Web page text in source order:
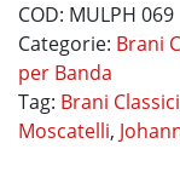
COD: MULPH 069
Categorie: Brani
per Banda
Tag: Brani Classici
Moscatelli,